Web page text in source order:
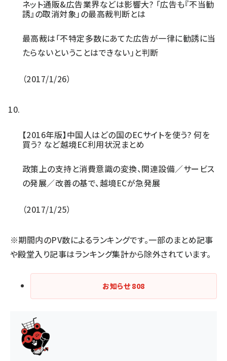
ネット通販&広告業界などは影響大? 「広告も『不当勧
誘』の取消対象」の最高裁判断とは
最高裁は「不特定多数にあてた広告が一律に勧誘に当
たらないということはできない」と判断
2017/1/26
【2016年版】中国人はどの国のECサイトを使う? 何を
買う? など越境EC利用状況まとめ
政策上の支持と消費意識の変換、関連設備／サービス
の発展／改善の基で、越境ECが急発展
2017/1/25
※期間内のPV数によるランキングです。一部のまとめ記事
や殿堂入り記事はランキング集計から除外されています。
お知らせ808